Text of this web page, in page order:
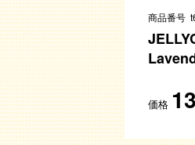
商品番号
価格